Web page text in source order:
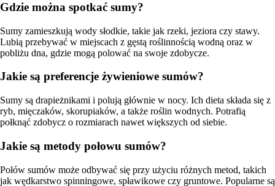
Gdzie można spotkać sumy?
Sumy zamieszkują wody słodkie, takie jak rzeki, jeziora czy stawy.
Lubią przebywać w miejscach z gęstą roślinnością wodną oraz w
pobliżu dna, gdzie mogą polować na swoje zdobycze.
Jakie są preferencje żywieniowe sumów?
Sumy są drapieżnikami i polują głównie w nocy. Ich dieta składa się z
ryb, mięczaków, skorupiaków, a także roślin wodnych. Potrafią
połknąć zdobycz o rozmiarach nawet większych od siebie.
Jakie są metody połowu sumów?
Połów sumów może odbywać się przy użyciu różnych metod, takich
jak wędkarstwo spinningowe, spławikowe czy gruntowe. Popularne są